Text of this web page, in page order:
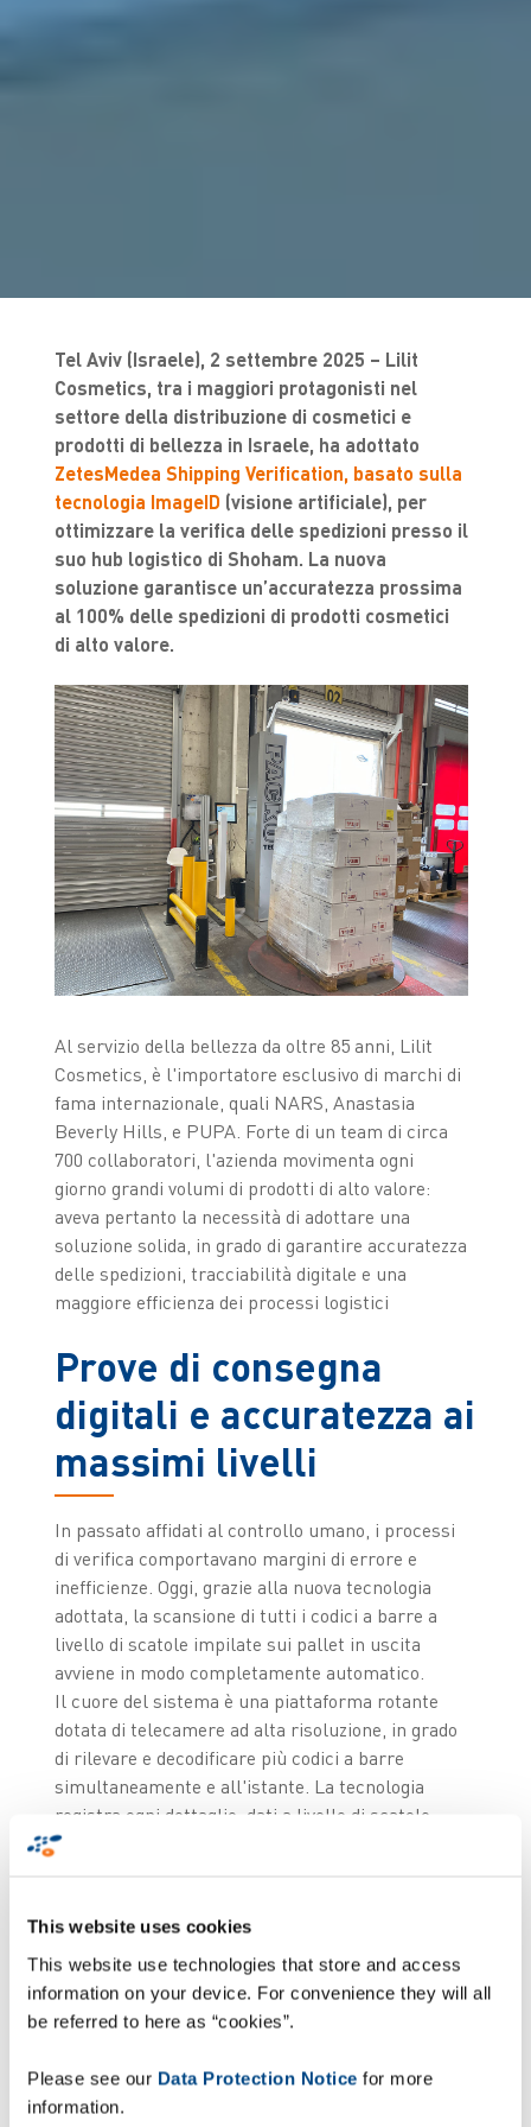
This website uses cookies
This website use technologies that store and access
information on your device. For convenience they will all
be referred to here as “cookies”.
Please see our Data Protection Notice for more
information.
Tel Aviv (Israele), 2 settembre 2025 – Lilit
Cosmetics, tra i maggiori protagonisti nel
settore della distribuzione di cosmetici e
prodotti di bellezza in Israele, ha adottato
ZetesMedea Shipping Verification, basato sulla
tecnologia ImageID (visione artificiale), per
ottimizzare la verifica delle spedizioni presso il
suo hub logistico di Shoham. La nuova
soluzione garantisce un’accuratezza prossima
al 100% delle spedizioni di prodotti cosmetici
di alto valore.
Al servizio della bellezza da oltre 85 anni, Lilit
Cosmetics, è l'importatore esclusivo di marchi di
fama internazionale, quali NARS, Anastasia
Beverly Hills, e PUPA. Forte di un team di circa
700 collaboratori, l'azienda movimenta ogni
giorno grandi volumi di prodotti di alto valore:
aveva pertanto la necessità di adottare una
soluzione solida, in grado di garantire accuratezza
delle spedizioni, tracciabilità digitale e una
maggiore efficienza dei processi logistici
Prove di consegna
digitali e accuratezza ai
massimi livelli
In passato affidati al controllo umano, i processi
di verifica comportavano margini di errore e
inefficienze. Oggi, grazie alla nuova tecnologia
adottata, la scansione di tutti i codici a barre a
livello di scatole impilate sui pallet in uscita
avviene in modo completamente automatico.
Il cuore del sistema è una piattaforma rotante
dotata di telecamere ad alta risoluzione, in grado
di rilevare e decodificare più codici a barre
simultaneamente e all'istante. La tecnologia
registra ogni dettaglio: dati a livello di scatole,
immagini e orari delle varie attività. In caso di
reale una segnalazione visiva per gli operatori,
indicando, con precisione la scatola interessata.
Tutte le immagini digitali vengono
automaticamente salvate nel sistema,
con le informazioni sugli ordinativi dei clienti.